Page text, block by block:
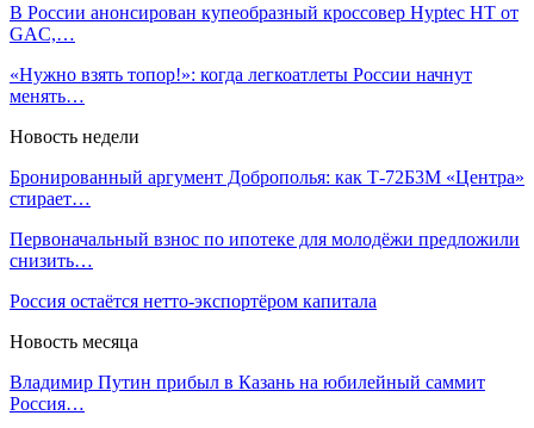
В России анонсирован купеобразный кроссовер Hyptec HT от
GAC,…
«Нужно взять топор!»: когда легкоатлеты России начнут
менять…
Новость недели
Бронированный аргумент Доброполья: как Т-72Б3М «Центра»
стирает…
Первоначальный взнос по ипотеке для молодёжи предложили
снизить…
Россия остаётся нетто-экспортёром капитала
Новость месяца
Владимир Путин прибыл в Казань на юбилейный саммит
Россия…